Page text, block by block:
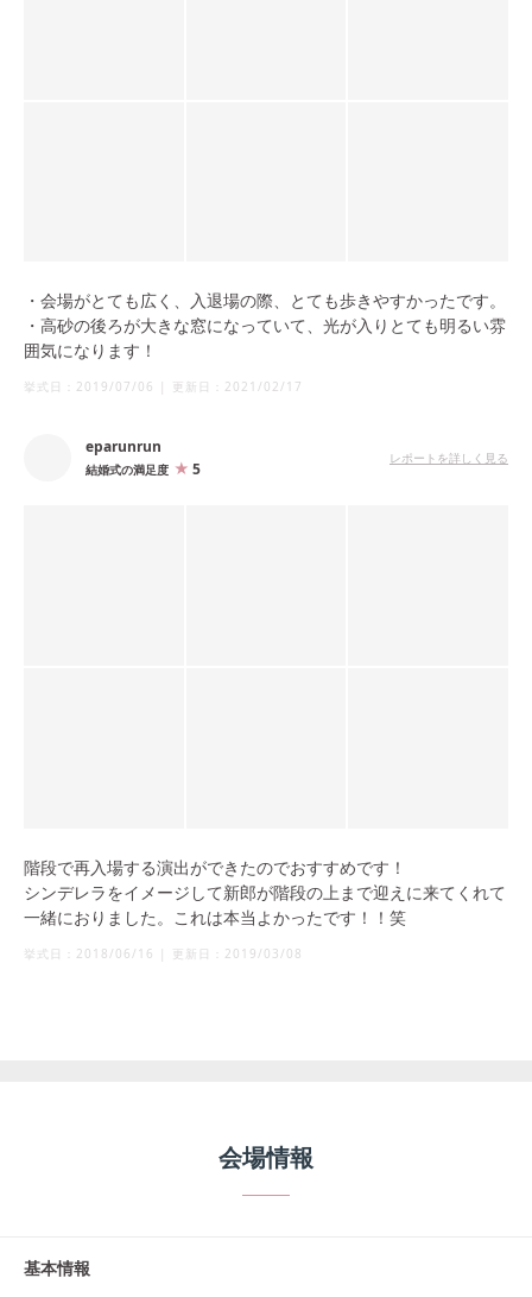
・会場がとても広く、入退場の際、とても歩きやすかったです。
・高砂の後ろが大きな窓になっていて、光が入りとても明るい雰
囲気になります！
挙式日： 2019/07/06 | 更新日： 2021/02/17
eparunrun
結婚式の満足度 5
レポートを詳しく見る
階段で再入場する演出ができたのでおすすめです！
シンデレラをイメージして新郎が階段の上まで迎えに来てくれて
一緒におりました。これは本当よかったです！！笑
挙式日： 2018/06/16 | 更新日： 2019/03/08
会場情報
基本情報